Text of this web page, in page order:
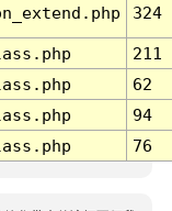
324
211
62
94
76